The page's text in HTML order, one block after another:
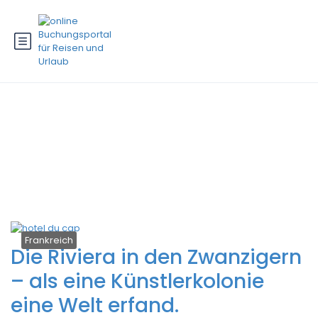
Frankreich
Die Riviera in den Zwanzigern
– als eine Künstlerkolonie
eine Welt erfand.